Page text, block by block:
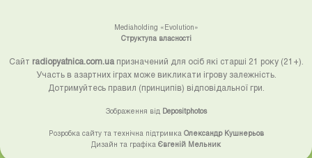
Mediaholding «Evolution»
Структупа власності
Сайт radiopyatnica.com.uaпризначений для осіб які старші 21 року (21+).
Участь в азартних іграх може викликати ігрову залежність.
Дотримуйтесь правил (принципів) відповідальної гри.
Зображення від Depositphotos
Розробка сайту та технічна підтримка Олександр Кушнерьов
Дизайн та графіка Євгеній Мельник